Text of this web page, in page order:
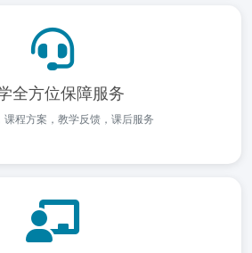
全方位保障服务
课程方案，教学反馈，课后服务